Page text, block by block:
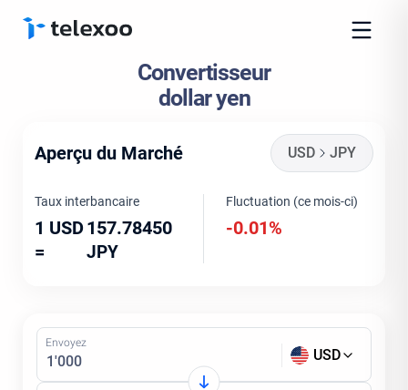
Convertisseur
dollar yen
Aperçu du Marché USD JPY
Taux interbancaire
1 USD
=
157.78450
JPY
Fluctuation (ce mois-ci)
-0.01%
Envoyez
USD